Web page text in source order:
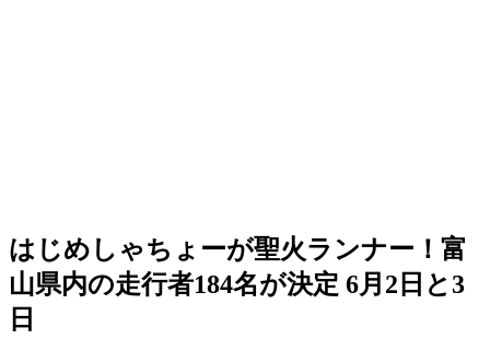
はじめしゃちょーが聖火ランナー！富
山県内の走行者184名が決定 6月2日と3
日